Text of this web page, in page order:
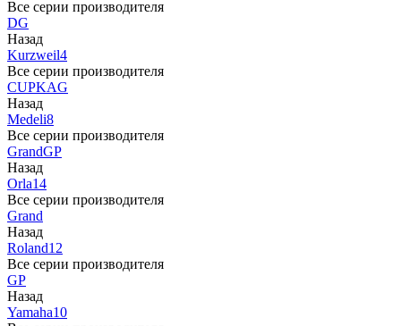
Все серии производителя
DG
Назад
Kurzweil4
Все серии производителя
CUPKAG
Назад
Medeli8
Все серии производителя
GrandGP
Назад
Orla14
Все серии производителя
Grand
Назад
Roland12
Все серии производителя
GP
Назад
Yamaha10